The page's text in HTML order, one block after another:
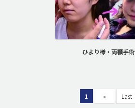
ひより様・両顎手術
1 » Last